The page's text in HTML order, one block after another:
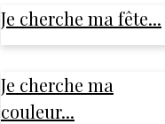
Je cherche ma fête...
Je cherche ma
couleur...